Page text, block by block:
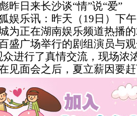
日来长沙谈“情”说“爱”
乐讯：昨天（19日）下午
为正在湖南娱乐频道热播
盛广场举行的剧组演员与
众进行了真情交流，现场浓
见面会之后，夏立薪因要赶